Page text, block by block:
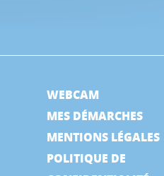
WEBCAM
MES DÉMARCHES
MENTIONS LÉGALES
POLITIQUE DE